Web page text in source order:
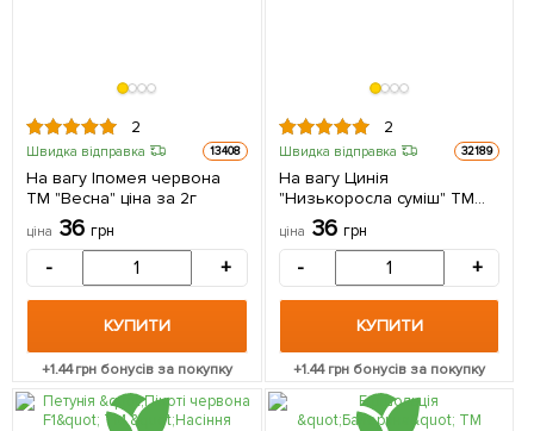
2
Швидка відправка 13408
На вагу Іпомея червона
ТМ "Весна" ціна за 2г
ціна 36 грн
- +
КУПИТИ
+1.44грн бонусів за покупку
2
Швидка відправка 32189
На вагу Цинія
"Низькоросла суміш" ТМ
"Весна" ціна за 3г
ціна 36 грн
- +
КУПИТИ
+1.44грн бонусів за покупку